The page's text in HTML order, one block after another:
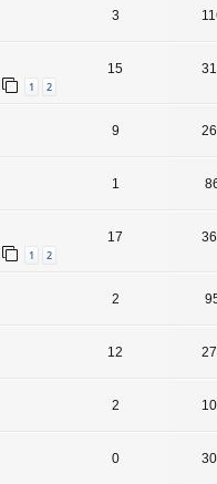
3
1 2
15
9
1
1 2
17
2
12
2
0